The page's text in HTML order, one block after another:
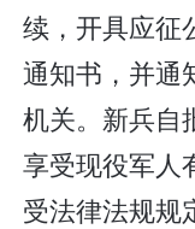
续，开具应征
通知书，并通
机关。新兵自
享受现役军人
受法律法规规